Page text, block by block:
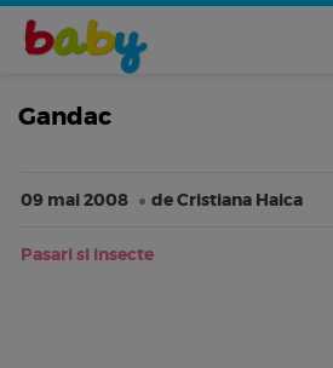
Gandac
09 mai 2008 de Cristiana Haica
Pasari si insecte